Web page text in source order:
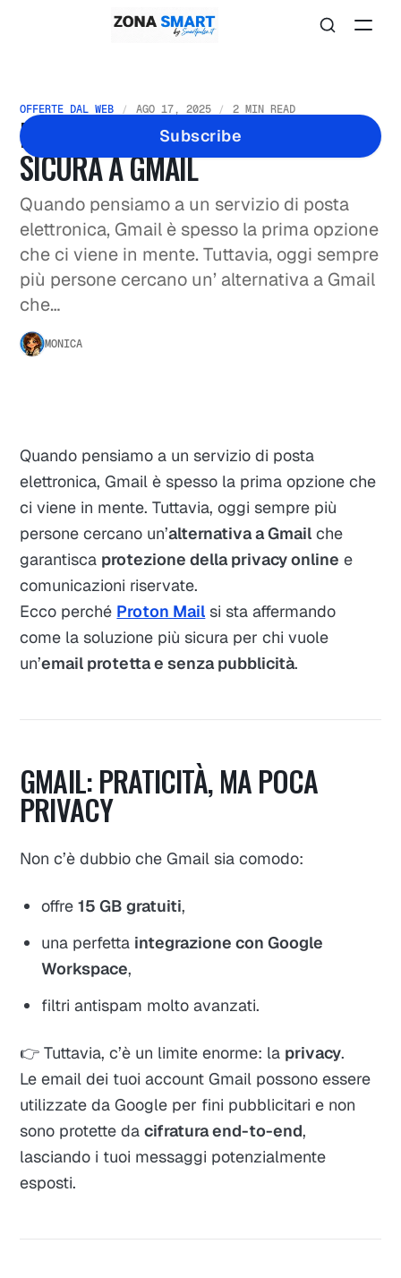
Subscribe
OFFERTE DAL WEB AGO 17, 2025 2 MIN READ
PROTON MAIL: L’ALTERNATIVA
SICURA A GMAIL
Quando pensiamo a un servizio di posta
elettronica, Gmail è spesso la prima opzione
che ci viene in mente. Tuttavia, oggi sempre
più persone cercano un’ alternativa a Gmail
che…
MONICA
Quando pensiamo a un servizio di posta
elettronica, Gmail è spesso la prima opzione che
ci viene in mente. Tuttavia, oggi sempre più
persone cercano un’alternativa a Gmail che
garantisca protezione della privacy online e
comunicazioni riservate.
Ecco perché Proton Mail si sta affermando
come la soluzione più sicura per chi vuole
un’email protetta e senza pubblicità.
GMAIL: PRATICITÀ, MA POCA
PRIVACY
Non c’è dubbio che Gmail sia comodo:
offre15 GB gratuiti,
una perfetta integrazione con Google
Workspace,
filtri antispam molto avanzati.
👉 Tuttavia, c’è un limite enorme: la privacy.
Le email dei tuoi account Gmail possono essere
utilizzate da Google per fini pubblicitari e non
sono protette dacifratura end-to-end,
lasciando i tuoi messaggi potenzialmente
esposti.